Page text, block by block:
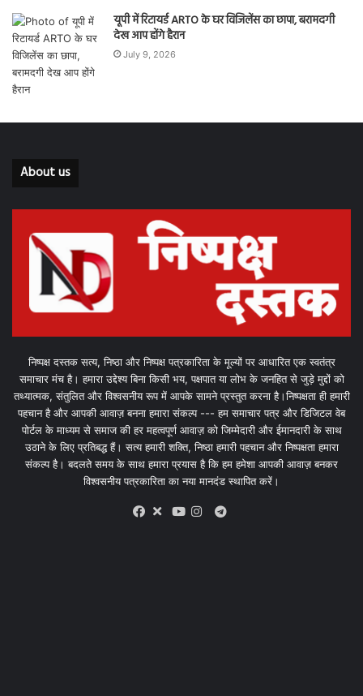
यूपी में रिटायर्ड ARTO के घर विजिलेंस का छापा, बरामदगी
देख आप होंगे हैरान
July 9, 2026
About us
निष्पक्ष दस्तक सत्य, निष्ठा और निष्पक्ष पत्रकारिता के मूल्यों पर आधारित एक स्वतंत्र
समाचार मंच है। हमारा उद्देश्य बिना किसी भय, पक्षपात या लोभ के जनहित से जुड़े मुद्दों को
तथ्यात्मक, संतुलित और विश्वसनीय रूप में आपके सामने प्रस्तुत करना है।निष्पक्षता ही हमारी
पहचान है और आपकी आवाज़ बनना हमारा संकल्प --- हम समाचार पत्र और डिजिटल वेब
पोर्टल के माध्यम से समाज की हर महत्वपूर्ण आवाज़ को जिम्मेदारी और ईमानदारी के साथ
उठाने के लिए प्रतिबद्ध हैं। सत्य हमारी शक्ति, निष्ठा हमारी पहचान और निष्पक्षता हमारा
संकल्प है। बदलते समय के साथ हमारा प्रयास है कि हम हमेशा आपकी आवाज़ बनकर
विश्वसनीय पत्रकारिता का नया मानदंड स्थापित करें।
X
Telegram